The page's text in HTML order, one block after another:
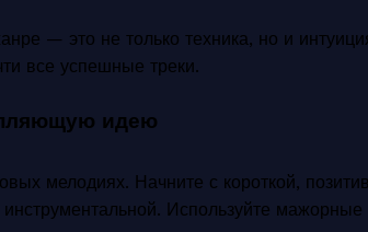
— это не только техника, но и
все успешные треки.
идею
мелодиях. Начните с короткой,
Используйте